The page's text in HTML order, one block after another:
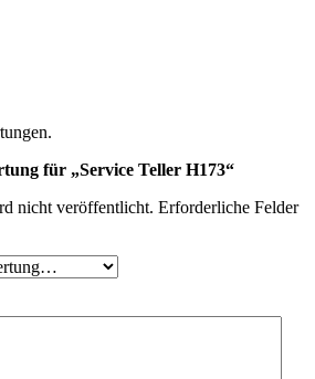
für „Service Teller H173“
nicht veröffentlicht. Erforderliche Felder